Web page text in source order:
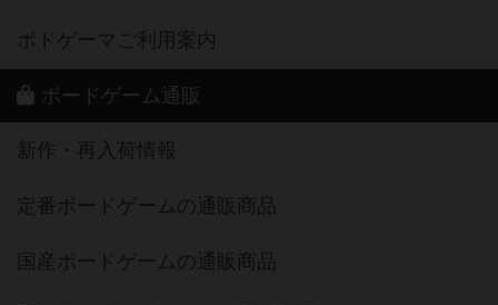
ボドゲーマご利用案内
ボードゲーム通販
新作・再入荷情報
定番ボードゲームの通販商品
国産ボードゲームの通販商品